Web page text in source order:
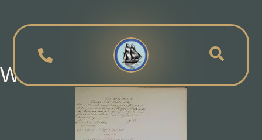
Was ist ein Wechsel